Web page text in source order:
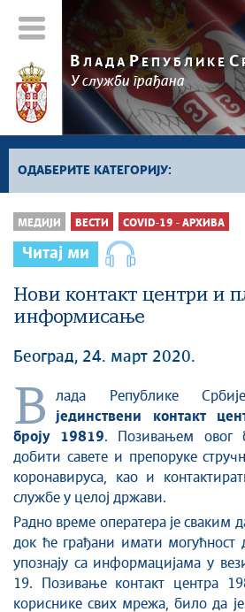
В ЛАДА РЕПУБЛИКЕ С
У служби грађана
ОДАБЕРИТЕ КАТЕГОРИЈУ:
Влада Србије
Активности премијера
Активности потпредседника
Активности Владе
Косово и Метохија
Економија
Стоп корупцији
Култура и вера
Спорт
Конференције за новинаре
Интервјуи
Линкови
Издвојене теме
COVID-19 - архива
МЕДИЈИ ВЕСТИ COVID-19 - АРХИВА
Читај ми
Нови контакт центри и
информисање
Београд, 24. март 2020.
В
лада Републике
јединствени контакт
броју 19819. Позивањем овог
добити савете и препоруке
коронавируса, као и
службе у целој држави.
Радно време оператера је сваким
док ће грађани имати могућност
упознају са информацијама у
19. Позивање контакт центра
кориснике свих мрежа, било да